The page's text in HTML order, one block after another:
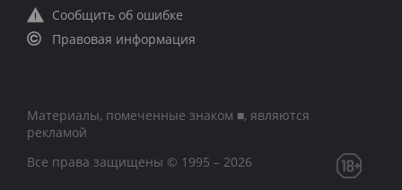
Сообщить об ошибке
Правовая информация
Материалы, помеченные знаком ■, являются
рекламой
Все права защищены © 1995 – 2026